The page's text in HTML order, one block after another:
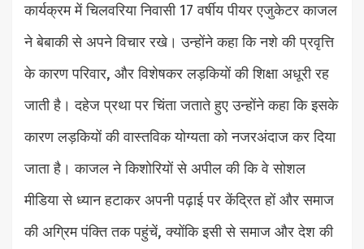
कार्यक्रम में चिलवरिया निवासी 17 वर्षीय पीयर एजुकेटर काजल
ने बेबाकी से अपने विचार रखे। उन्होंने कहा कि नशे की प्रवृत्ति
के कारण परिवार, और विशेषकर लड़कियों की शिक्षा अधूरी रह
जाती है। दहेज प्रथा पर चिंता जताते हुए उन्होंने कहा कि इसके
कारण लड़कियों की वास्तविक योग्यता को नजरअंदाज कर दिया
जाता है। काजल ने किशोरियों से अपील की कि वे सोशल
मीडिया से ध्यान हटाकर अपनी पढ़ाई पर केंद्रित हों और समाज
की अग्रिम पंक्ति तक पहुंचें, क्योंकि इसी से समाज और देश की